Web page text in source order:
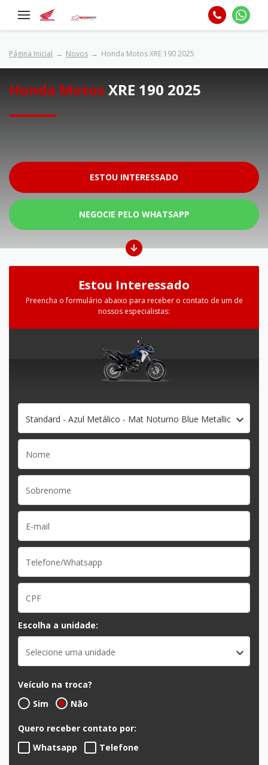
Página Inicial Novos Honda Motos XRE 190 2025
Honda Motos XRE 190 2025
ESTOU INTERESSADO
NEGOCIE PELO WHATSAPP
Estou Interessado
Preencha o formulário abaixo para receber o contato de um de
nossos especialistas:
Standard - Azul Metálico - Mat Noturno Blue Metallic
Escolha a unidade:
Selecione uma unidade
Veículo na troca?
Sim
Não
Quero receber contato por:
Whatsapp
Telefone